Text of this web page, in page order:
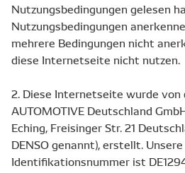
Nutzungsbedingungen gelesen
Nutzungsbedingungen
mehrere Bedingungen nicht
diese Internetseite nicht nutzen.
2. Diese Internetseite wurde von
AUTOMOTIVE Deutschland
Eching, Freisinger Str. 21
DENSO genannt), erstellt.
Identifikationsnummer ist